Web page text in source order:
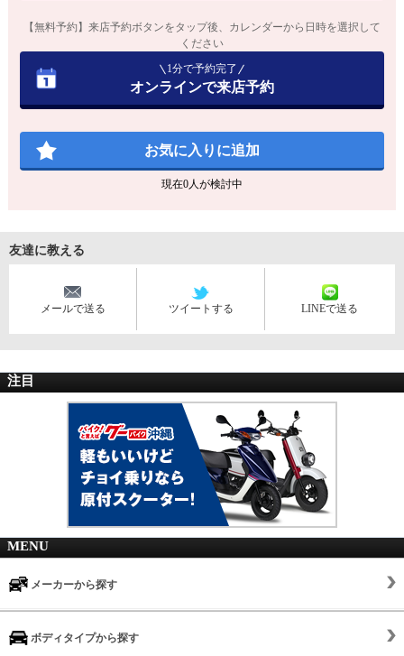
【無料予約】来店予約ボタンをタップ後、カレンダーから日時を選択して
ください
1分で予約完了
オンラインで来店予約
お気に入りに追加
現在0人が検討中
友達に教える
メールで送る ツイートする LINEで送る
注目
MENU
メーカーから探す
ボディタイプから探す